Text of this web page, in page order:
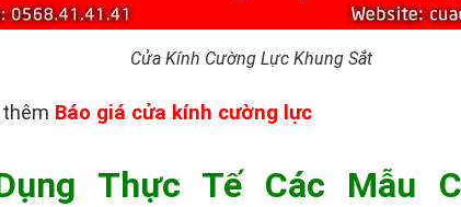
Cửa Kính Cường Lực Khung Sắt
Báo giá cửa kính cường lực
Thực Tế Các Mẫu